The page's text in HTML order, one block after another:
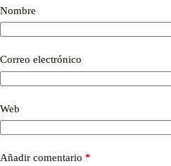
Nombre
Correo electrónico
Web
Añadir comentario *